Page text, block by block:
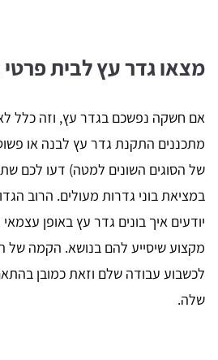
מצאו גדר עץ לבית
אם חשקה נפשכם בגדר עץ, וזה כלל
מתכננים התקנת גדר עץ לבנה או
של הסוגים השונים למטה) דעו לכם
במציאת בוני גדרות מעולים. הרוב
יודעים איך בונים גדר עץ באופן
מקצוע שיסייע להם בנושא. הקמה של
לכשבוע עבודה שלם וזאת כמובן
שלה.